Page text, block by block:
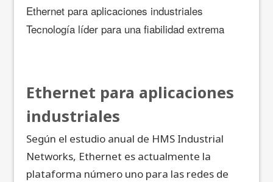
Ethernet para aplicaciones industriales
Tecnología líder para una fiabilidad extrema
Ethernet para aplicaciones
industriales
Según el estudio anual de HMS Industrial
Networks, Ethernet es actualmente la
plataforma número uno para las redes de